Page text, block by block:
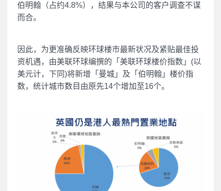
伯明翰（占约4.8%），结果与本公司的客户调查不谋
而合。
因此，为更准确反映环球楼市最新状况及紧贴最佳投
资机遇，由美联环球编撰的「美联环球楼价指数」(以
美元计，下同)将新增「曼城」及「伯明翰」楼价指
数，统计城市数目由原先14个增加至16个。